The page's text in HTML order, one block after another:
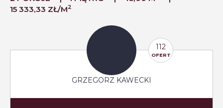
15 333,33 ZŁ/M2
112
OFERT
GRZEGORZ KAWECKI